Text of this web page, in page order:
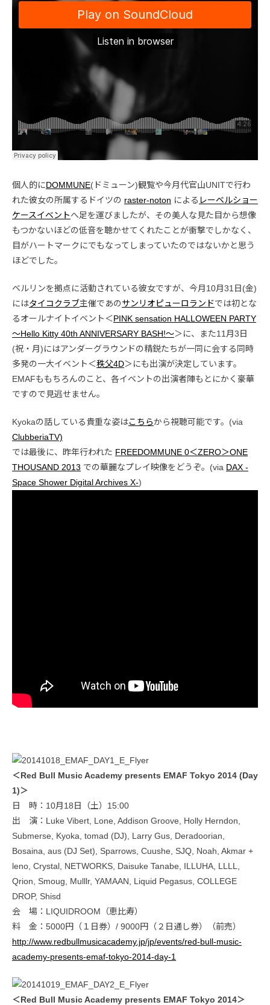
個人的にDOMMUNE(ドミューン)観覧や今月代官山UNITで行わ
れた彼女の所属するドイツの raster-noton による レーベルショー
ケースイベントへ足を運びましたが、その美人な見た目から想像
もつかないほどの低音を聴かせてくれたことが衝撃でしかなく、
目がハートマークにでもなってしまっていたのではないかと思う
ほどでした。
ベルリンを拠点に活動されている彼女ですが、今月10月31日(金)
にはタイコクラブ主催であのサンリオピューロランドでは初とな
るオールナイトイベント＜PINK sensation HALLOWEEN PARTY
～Hello Kitty 40th ANNIVERSARY BASH!～＞に、また11月3日
(祝・月)にはアンダーグラウンドの精鋭たちが一同に会する同時
多発の一大イベント＜秩父4D＞にも出演が決定しています。
EMAFももちろんのこと、各イベントの出演者陣もとにかく豪華
ですので見逃せません。
Kyokaの話している貴重な姿はこちらから視聴可能です。(via
ClubberiaTV)
では最後に、昨年行われた FREEDOMMUNE 0＜ZERO＞ONE
THOUSAND 2013 での華麗なプレイ映像をどうぞ。(via DAX -
Space Shower Digital Archives X-)
＜Red Bull Music Academy presents EMAF Tokyo 2014 (Day
1)＞
日 時：10月18日（土）15:00
出 演：Luke Vibert, Lone, Addison Groove, Holly Herndon,
Submerse, Kyoka, tomad (DJ), Larry Gus, Deradoorian,
Bosaina, aus (DJ Set), Sparrows, Cuushe, SJQ, Noah, Akmar +
leno, Crystal, NETWORKS, Daisuke Tanabe, ILLUHA, LLLL,
Qrion, Smoug, Mulllr, YAMAAN, Liquid Pegasus, COLLEGE
DROP, Shisd
会 場：LIQUIDROOM（恵比寿）
料 金：5000円（１日券）/ 9000円（２日通し券）（前売）
http://www.redbullmusicacademy.jp/jp/events/red-bull-music-
academy-presents-emaf-tokyo-2014-day-1
＜Red Bull Music Academy presents EMAF Tokyo 2014＞